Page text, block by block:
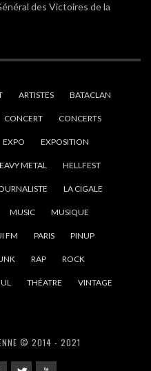
des Victoires de la
ARTISTES BATACLAN
CONCERT CONCERTS
EXPO EXPOSITION
METAL HELLFEST
LA CIGALE
MUSIC MUSIQUE
FM PARIS PINUP
RAP ROCK
THÉATRE VINTAGE
© 2014 - 2021